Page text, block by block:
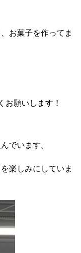
お菓子を作ってま
お願いします！
でいます。
楽しみにしていま